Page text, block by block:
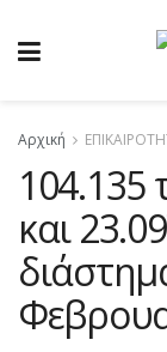
Αρχική
104.135
και